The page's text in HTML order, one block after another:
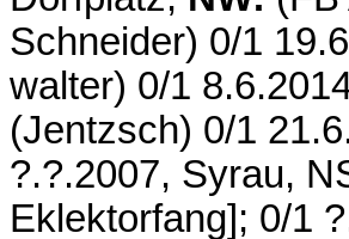
Schneider) 0/1
walter) 0/1
(Jentzsch) 0/1
?.?.2007, Syrau,
Eklektorfang]; 0/1